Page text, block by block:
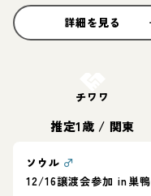
詳細を見る
チワワ
推定1歳 / 関東
ソウル ♂
12/16譲渡会参加 in巣鴨